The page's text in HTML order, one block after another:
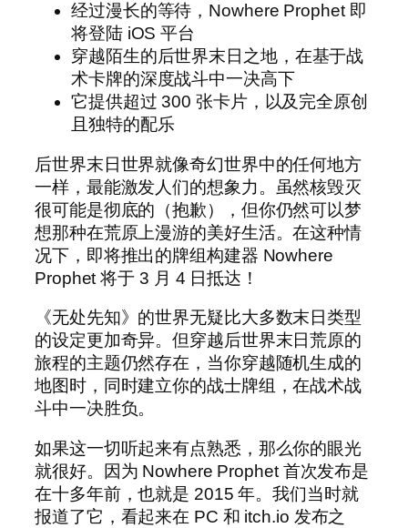
经过漫长的等待，Nowhere Prophet 即
将登陆 iOS 平台
穿越陌生的后世界末日之地，在基于战
术卡牌的深度战斗中一决高下
它提供超过 300 张卡片，以及完全原创
且独特的配乐
后世界末日世界就像奇幻世界中的任何地方
一样，最能激发人们的想象力。虽然核毁灭
很可能是彻底的（抱歉），但你仍然可以梦
想那种在荒原上漫游的美好生活。在这种情
况下，即将推出的牌组构建器 Nowhere
Prophet 将于 3 月 4 日抵达！
《无处先知》的世界无疑比大多数末日类型
的设定更加奇异。但穿越后世界末日荒原的
旅程的主题仍然存在，当你穿越随机生成的
地图时，同时建立你的战士牌组，在战术战
斗中一决胜负。
如果这一切听起来有点熟悉，那么你的眼光
就很好。因为 Nowhere Prophet 首次发布是
在十多年前，也就是 2015 年。我们当时就
报道了它，看起来在 PC 和 itch.io 发布之